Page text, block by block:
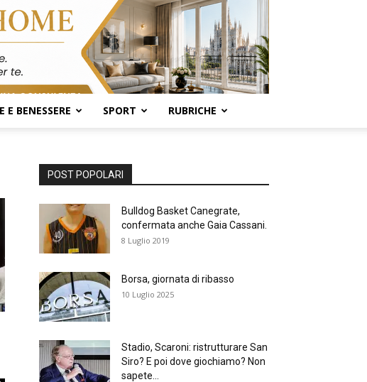
E BENESSERE SPORT RUBRICHE
POST POPOLARI
Bulldog Basket Canegrate,
confermata anche Gaia Cassani.
8 Luglio 2019
Borsa, giornata di ribasso
10 Luglio 2025
Stadio, Scaroni: ristrutturare San
Siro? E poi dove giochiamo? Non
sapete...